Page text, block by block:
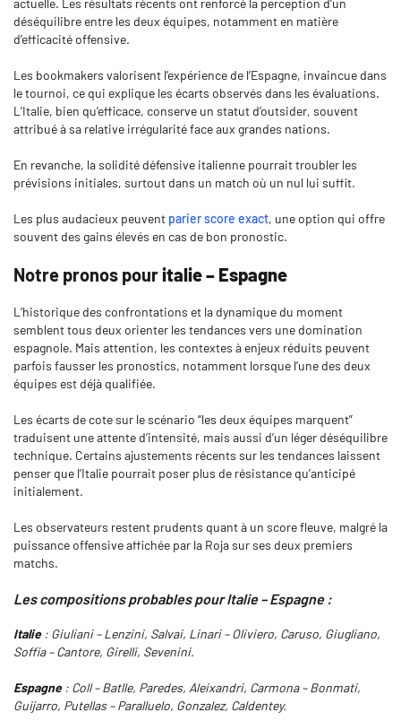
actuelle. Les résultats récents ont renforcé la perception d’un
déséquilibre entre les deux équipes, notamment en matière
d’efficacité offensive.
Les bookmakers valorisent l’expérience de l’Espagne, invaincue dans
le tournoi, ce qui explique les écarts observés dans les évaluations.
L’Italie, bien qu’efficace, conserve un statut d’outsider, souvent
attribué à sa relative irrégularité face aux grandes nations.
En revanche, la solidité défensive italienne pourrait troubler les
prévisions initiales, surtout dans un match où un nul lui suffit.
Les plus audacieux peuvent parier score exact, une option qui offre
souvent des gains élevés en cas de bon pronostic.
Notre pronos pouritalie – Espagne
L’historique des confrontations et la dynamique du moment
semblent tous deux orienter les tendances vers une domination
espagnole. Mais attention, les contextes à enjeux réduits peuvent
parfois fausser les pronostics, notamment lorsque l’une des deux
équipes est déjà qualifiée.
Les écarts de cote sur le scénario “les deux équipes marquent”
traduisent une attente d’intensité, mais aussi d’un léger déséquilibre
technique. Certains ajustements récents sur les tendances laissent
penser que l’Italie pourrait poser plus de résistance qu’anticipé
initialement.
Les observateurs restent prudents quant à un score fleuve, malgré la
puissance offensive affichée par la Roja sur ses deux premiers
matchs.
Les compositions probables pour Italie – Espagne :
Italie: Giuliani – Lenzini, Salvai, Linari – Oliviero, Caruso, Giugliano,
Soffia – Cantore, Girelli, Sevenini.
Espagne: Coll – Batlle, Paredes, Aleixandri, Carmona – Bonmati,
Guijarro, Putellas – Paralluelo, Gonzalez, Caldentey.